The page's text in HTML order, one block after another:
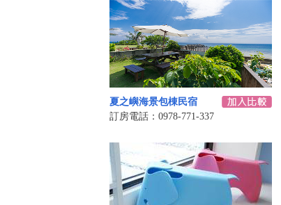
夏之嶼海景包棟民宿
訂房電話：0978-771-337